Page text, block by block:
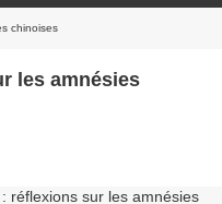
chinoises
les amnésies